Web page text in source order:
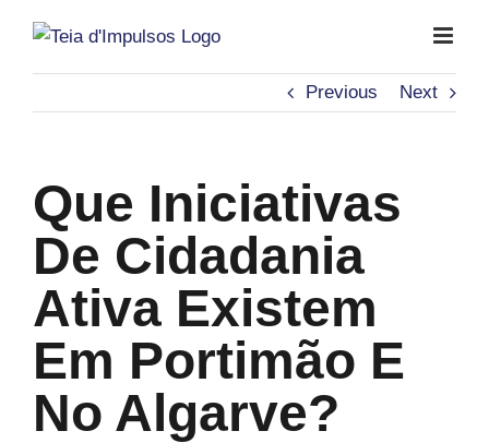
content
Previous
Next
Que Iniciativas
De Cidadania
Ativa Existem
Em Portimão E
No Algarve?